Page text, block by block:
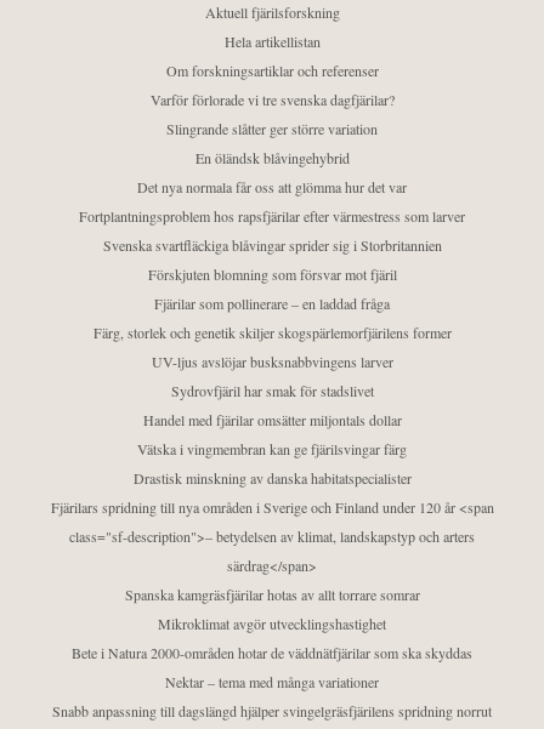
Aktuell fjärilsforskning
Hela artikellistan
Om forskningsartiklar och referenser
Varför förlorade vi tre svenska dagfjärilar?
Slingrande slåtter ger större variation
En öländsk blåvingehybrid
Det nya normala får oss att glömma hur det var
Fortplantningsproblem hos rapsfjärilar efter värmestress som larver
Svenska svartfläckiga blåvingar sprider sig i Storbritannien
Förskjuten blomning som försvar mot fjäril
Fjärilar som pollinerare – en laddad fråga
Färg, storlek och genetik skiljer skogspärlemorfjärilens former
UV-ljus avslöjar busksnabbvingens larver
Sydrovfjäril har smak för stadslivet
Handel med fjärilar omsätter miljontals dollar
Vätska i vingmembran kan ge fjärilsvingar färg
Drastisk minskning av danska habitatspecialister
Fjärilars spridning till nya områden i Sverige och Finland under 120 år <span
class="sf-description">– betydelsen av klimat, landskapstyp och arters
särdrag</span>
Spanska kamgräsfjärilar hotas av allt torrare somrar
Mikroklimat avgör utvecklingshastighet
Bete i Natura 2000-områden hotar de väddnätfjärilar som ska skyddas
Nektar – tema med många variationer
Snabb anpassning till dagslängd hjälper svingelgräsfjärilens spridning norrut